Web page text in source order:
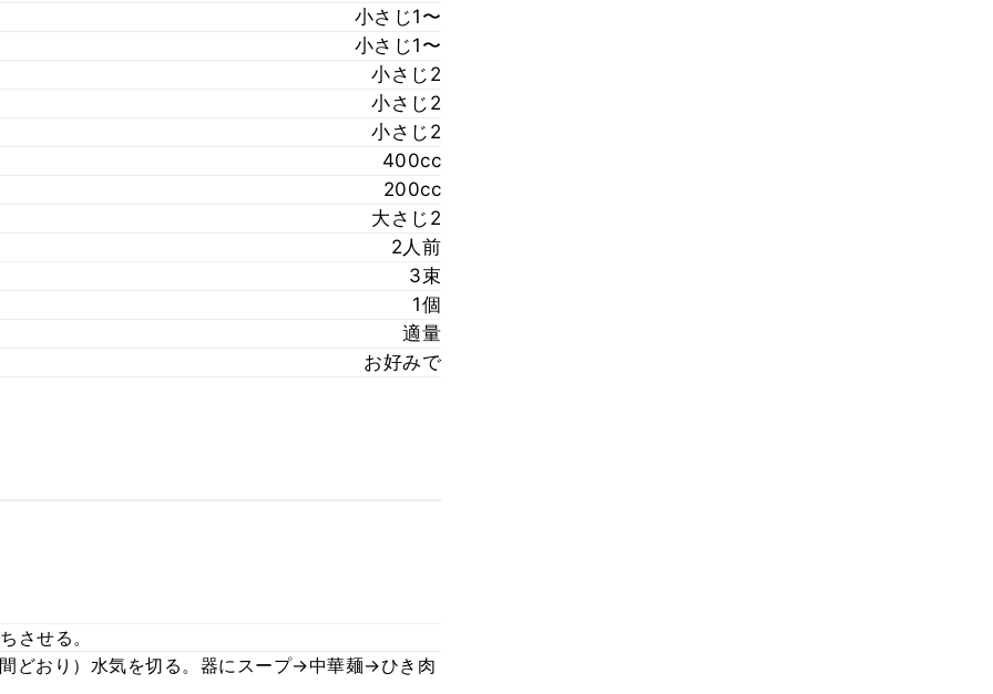
小さじ1〜
小さじ1〜
小さじ2
小さじ2
小さじ2
400cc
200cc
大さじ2
2人前
3束
1個
適量
お好みで
させる。
どおり）水気を切る。器にスープ→中華麺→ひき肉